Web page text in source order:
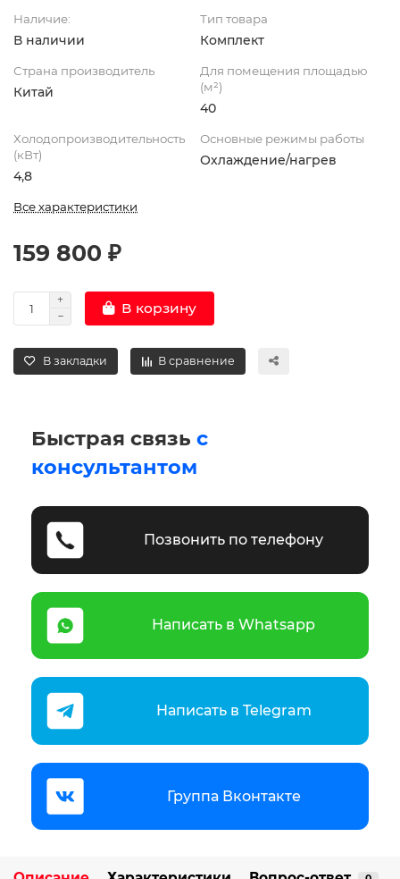
Наличие:
В наличии
Тип товара
Комплект
Страна производитель
Китай
Для помещения площадью
(м²)
40
Холодопроизводительность
(кВт)
4,8
Основные режимы работы
Охлаждение/нагрев
Все характеристики
159 800 ₽
В корзину
В закладки В сравнение
Быстрая связь с
консультантом
Позвонить по телефону
Написать в Whatsapp
Написать в Telegram
Группа Вконтакте